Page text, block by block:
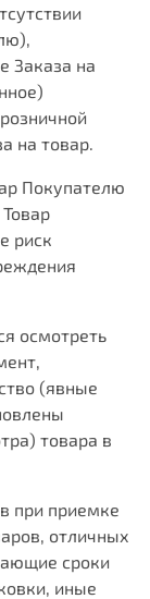
Заказа на
на товар.
Покупателю
риск
осмотреть
(явные
товара в
при приемке
отличных
сроки
иные